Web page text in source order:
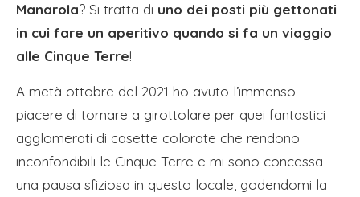
Manarola? Si tratta di uno dei posti più gettonati
in cui fare un aperitivo quando si fa un viaggio
alle Cinque Terre!
A metà ottobre del 2021 ho avuto l’immenso
piacere di tornare a girottolare per quei fantastici
agglomerati di casette colorate che rendono
inconfondibili le Cinque Terre e mi sono concessa
una pausa sfiziosa in questo locale, godendomi la